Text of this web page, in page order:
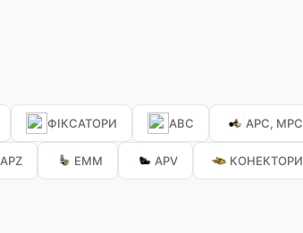
ФІКСАТОРИ ABC APC, MPC
APZ EMM APV КОНЕКТОРИ